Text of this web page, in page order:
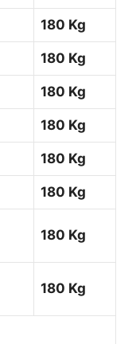
180 Kg
180 Kg
180 Kg
180 Kg
180 Kg
180 Kg
180 Kg
180 Kg